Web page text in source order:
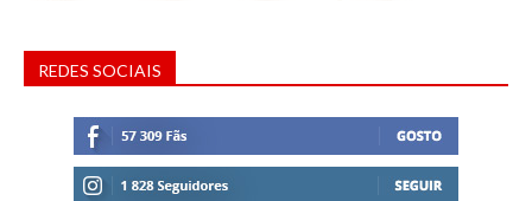
REDES SOCIAIS